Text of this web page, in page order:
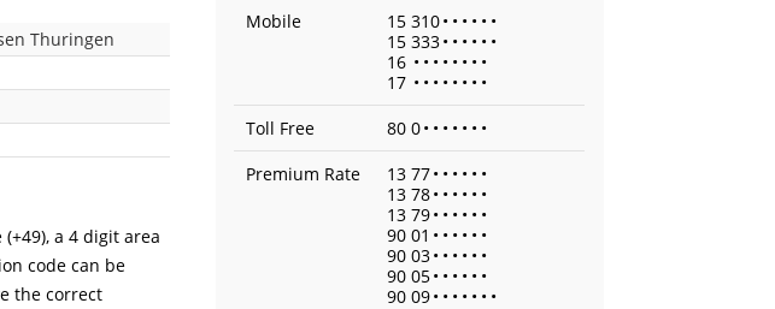
Thuringen
a 4 digit area
code can be
the correct
Mobile
15 310• • • • • •
15 333• • • • • •
16 • • • • • • • •
17 • • • • • • • •
Toll Free
80 0• • • • • • •
Premium Rate
13 77• • • • • •
13 78• • • • • •
13 79• • • • • •
90 01 • • • • • •
90 03• • • • • •
90 05• • • • • •
90 09• • • • • • •